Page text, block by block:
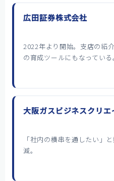
広田証券株式会社
2022年より開始。支店の紹
の育成ツールにもなっている
大阪ガスビジネスクリエ
「社内の横串を通したい」
減。